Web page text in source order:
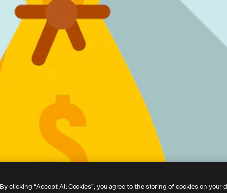
By clicking “Accept All Cookies”, you agree to the storing of cookies on your